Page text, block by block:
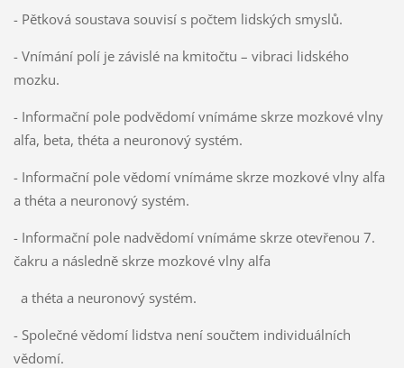
- Pětková soustava souvisí s počtem lidských smyslů.
- Vnímání polí je závislé na kmitočtu – vibraci lidského
mozku.
- Informační pole podvědomí vnímáme skrze mozkové vlny
alfa, beta, théta a neuronový systém.
- Informační pole vědomí vnímáme skrze mozkové vlny alfa
a théta a neuronový systém.
- Informační pole nadvědomí vnímáme skrze otevřenou 7.
čakru a následně skrze mozkové vlny alfa
a théta a neuronový systém.
- Společné vědomí lidstva není součtem individuálních
vědomí.